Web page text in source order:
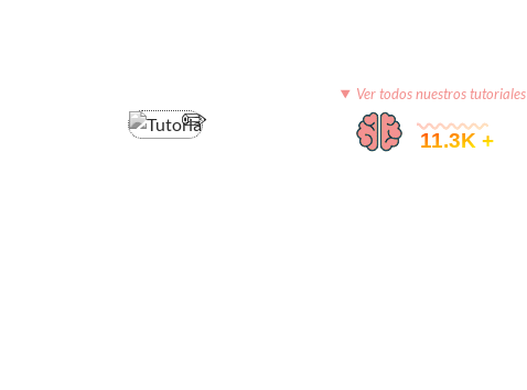
Ver todos nuestros tutoriales
© 11.3K +